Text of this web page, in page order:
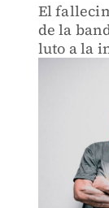
El
de la
luto a la